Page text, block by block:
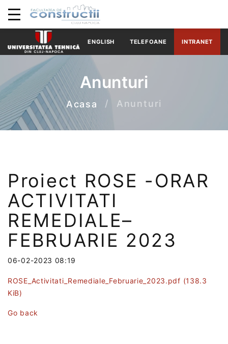
ENGLISH TELEFOANE INTRANET
Anunturi
Acasa Anunturi
Proiect ROSE -ORAR
ACTIVITATI
REMEDIALE–
FEBRUARIE 2023
06-02-2023 08:19
ROSE_Activitati_Remediale_Februarie_2023.pdf (138.3
KiB)
Go back